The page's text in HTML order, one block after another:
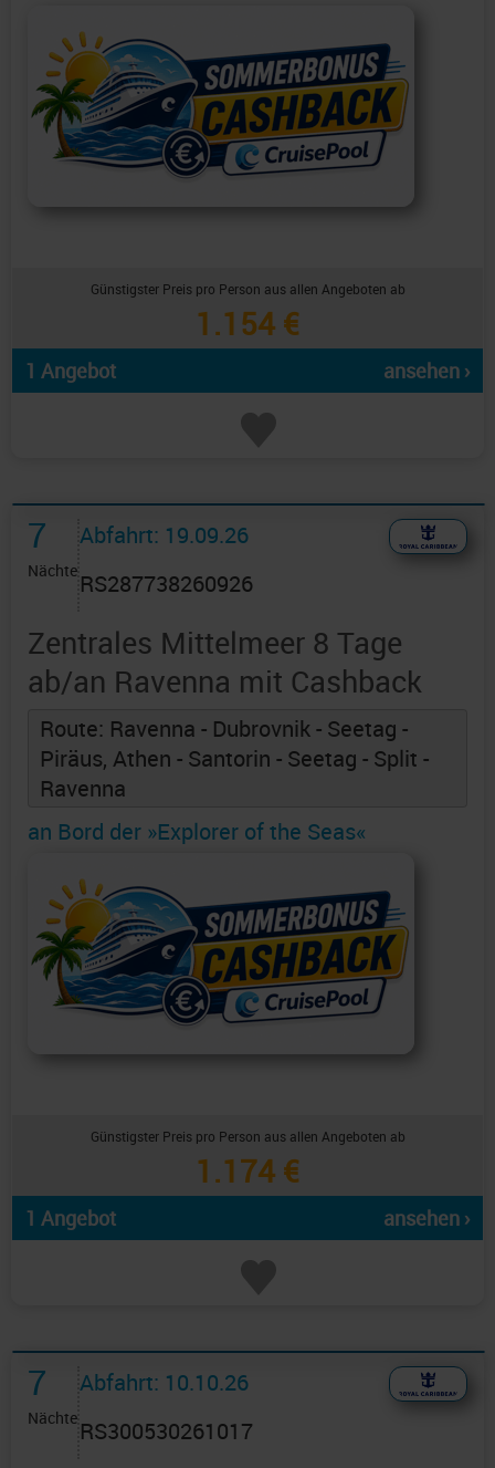
Günstigster Preis pro Person aus allen Angeboten ab
1.154 €
1 Angebot ansehen ›
7
Nächte
Abfahrt: 19.09.26
RS287738260926
Zentrales Mittelmeer 8 Tage
ab/an Ravenna mit Cashback
Route: Ravenna - Dubrovnik - Seetag -
Piräus, Athen - Santorin - Seetag - Split -
Ravenna
an Bord der »Explorer of the Seas«
Günstigster Preis pro Person aus allen Angeboten ab
1.174 €
1 Angebot ansehen ›
7
Nächte
Abfahrt: 10.10.26
RS300530261017